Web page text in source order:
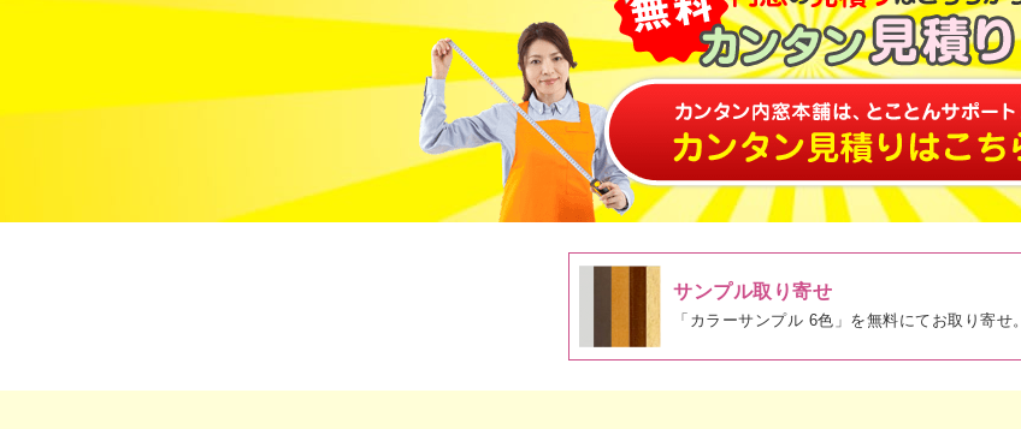
サンプル取り寄せ
「カラーサンプル 6色」を無料にてお取り寄せ。